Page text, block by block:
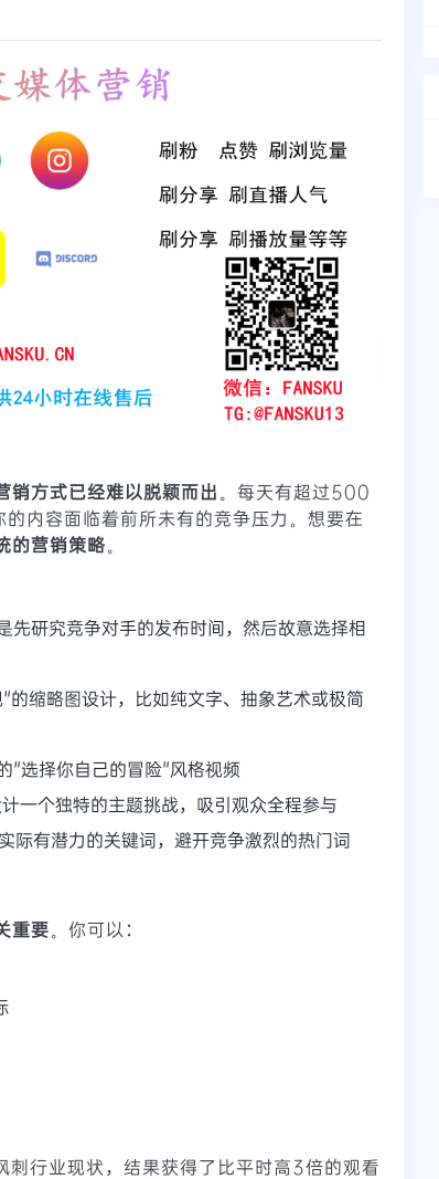
销方式已经难以脱颖而出 。每天有超过500
内容面临着前所未有的竞争压力。想要在
的营销策略。
先研究竞争对手的发布时间，然后故意选择相
的缩略图设计，比如纯文字、抽象艺术或极简
"选择你自己的冒险"风格视频
一个独特的主题挑战，吸引观众全程参与
际有潜力的关键词，避开竞争激烈的热门词
重要。你可以：
刺行业现状，结果获得了比平时高3倍的观看